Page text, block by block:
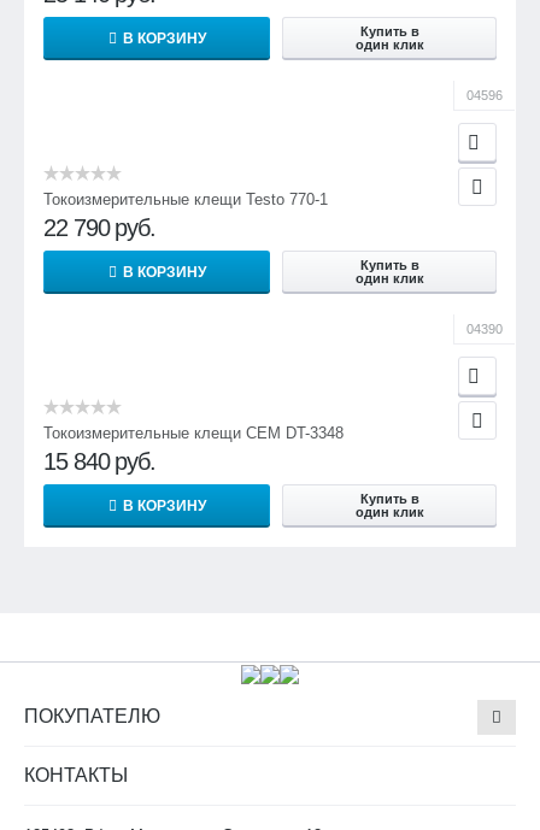
В КОРЗИНУ
Купить в
один клик
04596
Токоизмерительные клещи Testo 770-1
22 790 руб.
В КОРЗИНУ
Купить в
один клик
04390
Токоизмерительные клещи CEM DT-3348
15 840 руб.
В КОРЗИНУ
Купить в
один клик
ПОКУПАТЕЛЮ
КОНТАКТЫ